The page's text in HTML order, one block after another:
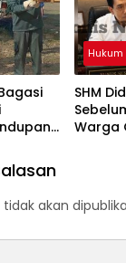
SHM
Warga
akan